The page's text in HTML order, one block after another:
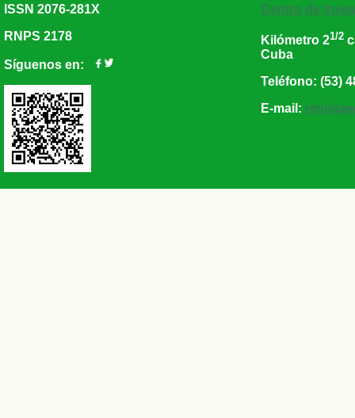
ISSN 2076-281X
RNPS 2178
Síguenos en:
Centro de
Kilómetro 21/2
Cuba
Teléfono: (53)
E-mail: